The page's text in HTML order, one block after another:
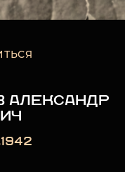
АЛЕКСАНДР